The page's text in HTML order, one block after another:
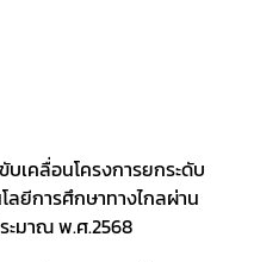
เคลื่อนโครงการยกระดับ
ยีการศึกษาทางไกลผ่าน
ะมาณ พ.ศ.2568